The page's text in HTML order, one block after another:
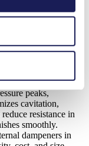
Limiting
patient
to a Smooth Flow
can increase
peaks,
cavitation,
resistance in
smoothly.
dampeners in